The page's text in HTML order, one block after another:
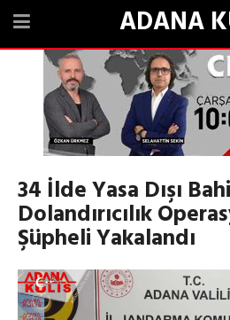
ADANA
34 İlde Yasa Dışı
Dolandırıcılık
Şüpheli Yakalandı